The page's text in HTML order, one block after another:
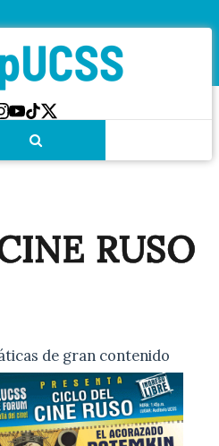
RUSO
de gran contenido